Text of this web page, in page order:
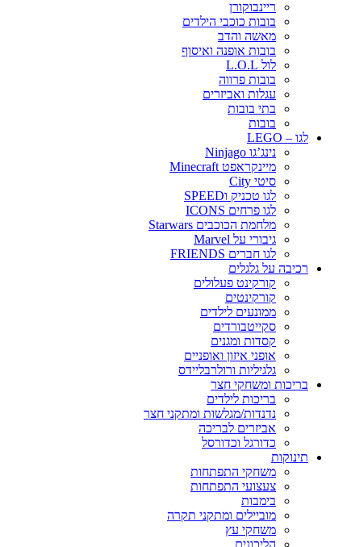
ריינבוקורן
בובות כוכבי הילדים
מאשה והדב
בובות אופנה ואיסוף
לול L.O.L
בובות פרווה
עגלות ואביזרים
בתי בובות
בובות
לגו – LEGO
נינג’גו Ninjago
מיינקראפט Minecraft
סיטי City
לגו טכניק וSPEED
לגו פרחים ICONS
מלחמת הכוכבים Starwars
גיבורי על Marvel
לגו חברים FRIENDS
רכיבה על גלגלים
קורקינט פעלולים
קורקינטים
ממונעים לילדים
סקייטבורדים
קסדות ומגנים
אופני איזון ואופניים
גלגיליות ורולרבליידס
בריכות ומשחקי חצר
בריכות לילדים
נדנדות/מגלשות ומתקני חצר
אביזרים לבריכה
כדורגל וכדורסל
תינוקות
משחקי התפתחות
צעצועי התפתחות
בימבות
מוביילים ומתקני תקרה
משחקי עץ
הליכונים